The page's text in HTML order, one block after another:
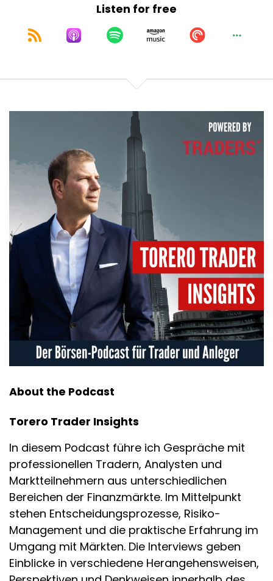
Listen for free
About the Podcast
Torero Trader Insights
In diesem Podcast führe ich Gespräche mit
professionellen Tradern, Analysten und
Marktteilnehmern aus unterschiedlichen
Bereichen der Finanzmärkte. Im Mittelpunkt
stehen Entscheidungsprozesse, Risiko-
Management und die praktische Erfahrung im
Umgang mit Märkten. Die Interviews geben
Einblicke in verschiedene Herangehensweisen,